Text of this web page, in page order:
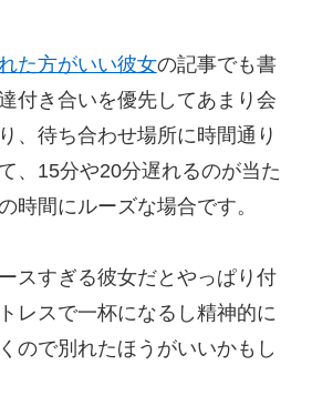
た方がいい彼女の記事でも書
付き合いを優先してあまり会
、待ち合わせ場所に時間通り
、15分や20分遅れるのが当た
時間にルーズな場合です。
スすぎる彼女だとやっぱり付
レスで一杯になるし精神的に
ので別れたほうがいいかもし